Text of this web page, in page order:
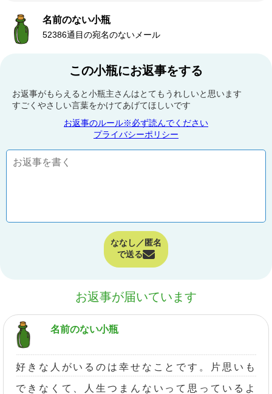
名前のない小瓶
52386通目の宛名のないメール
この小瓶にお返事をする
お返事がもらえると小瓶主さんはとてもうれしいと思います
すごくやさしい言葉をかけてあげてほしいです
お返事のルール※必ず読んでください
プライバシーポリシー
ななし／匿名
で送る
お返事が届いています
名前のない小瓶
好きな人がいるのは幸せなことです。片思いも
できなくて、人生つまんないって思っているよ